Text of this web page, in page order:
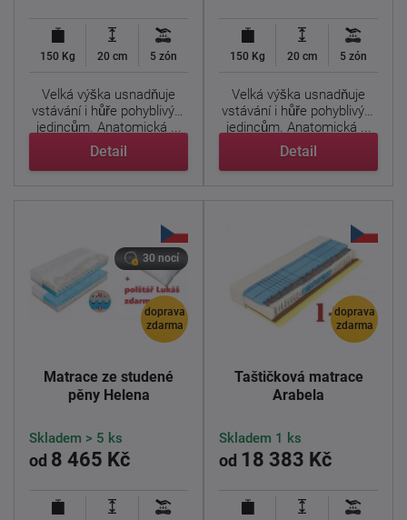
150 Kg 20 cm 5 zón
Velká výška usnadňuje
vstávání i hůře pohyblivým
jedincům. Anatomická ...
Detail
150 Kg 20 cm 5 zón
Velká výška usnadňuje
vstávání i hůře pohyblivým
jedincům. Anatomická ...
Detail
doprava
zdarma
30 nocí
Matrace ze studené
pěny Helena
od 8 465 Kč
Skladem > 5 ks
doprava
zdarma
Taštičková matrace
Arabela
od 18 383 Kč
Skladem 1 ks